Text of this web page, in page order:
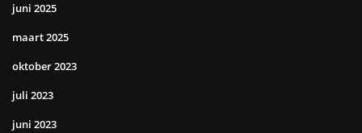
juni 2025
maart 2025
oktober 2023
juli 2023
juni 2023